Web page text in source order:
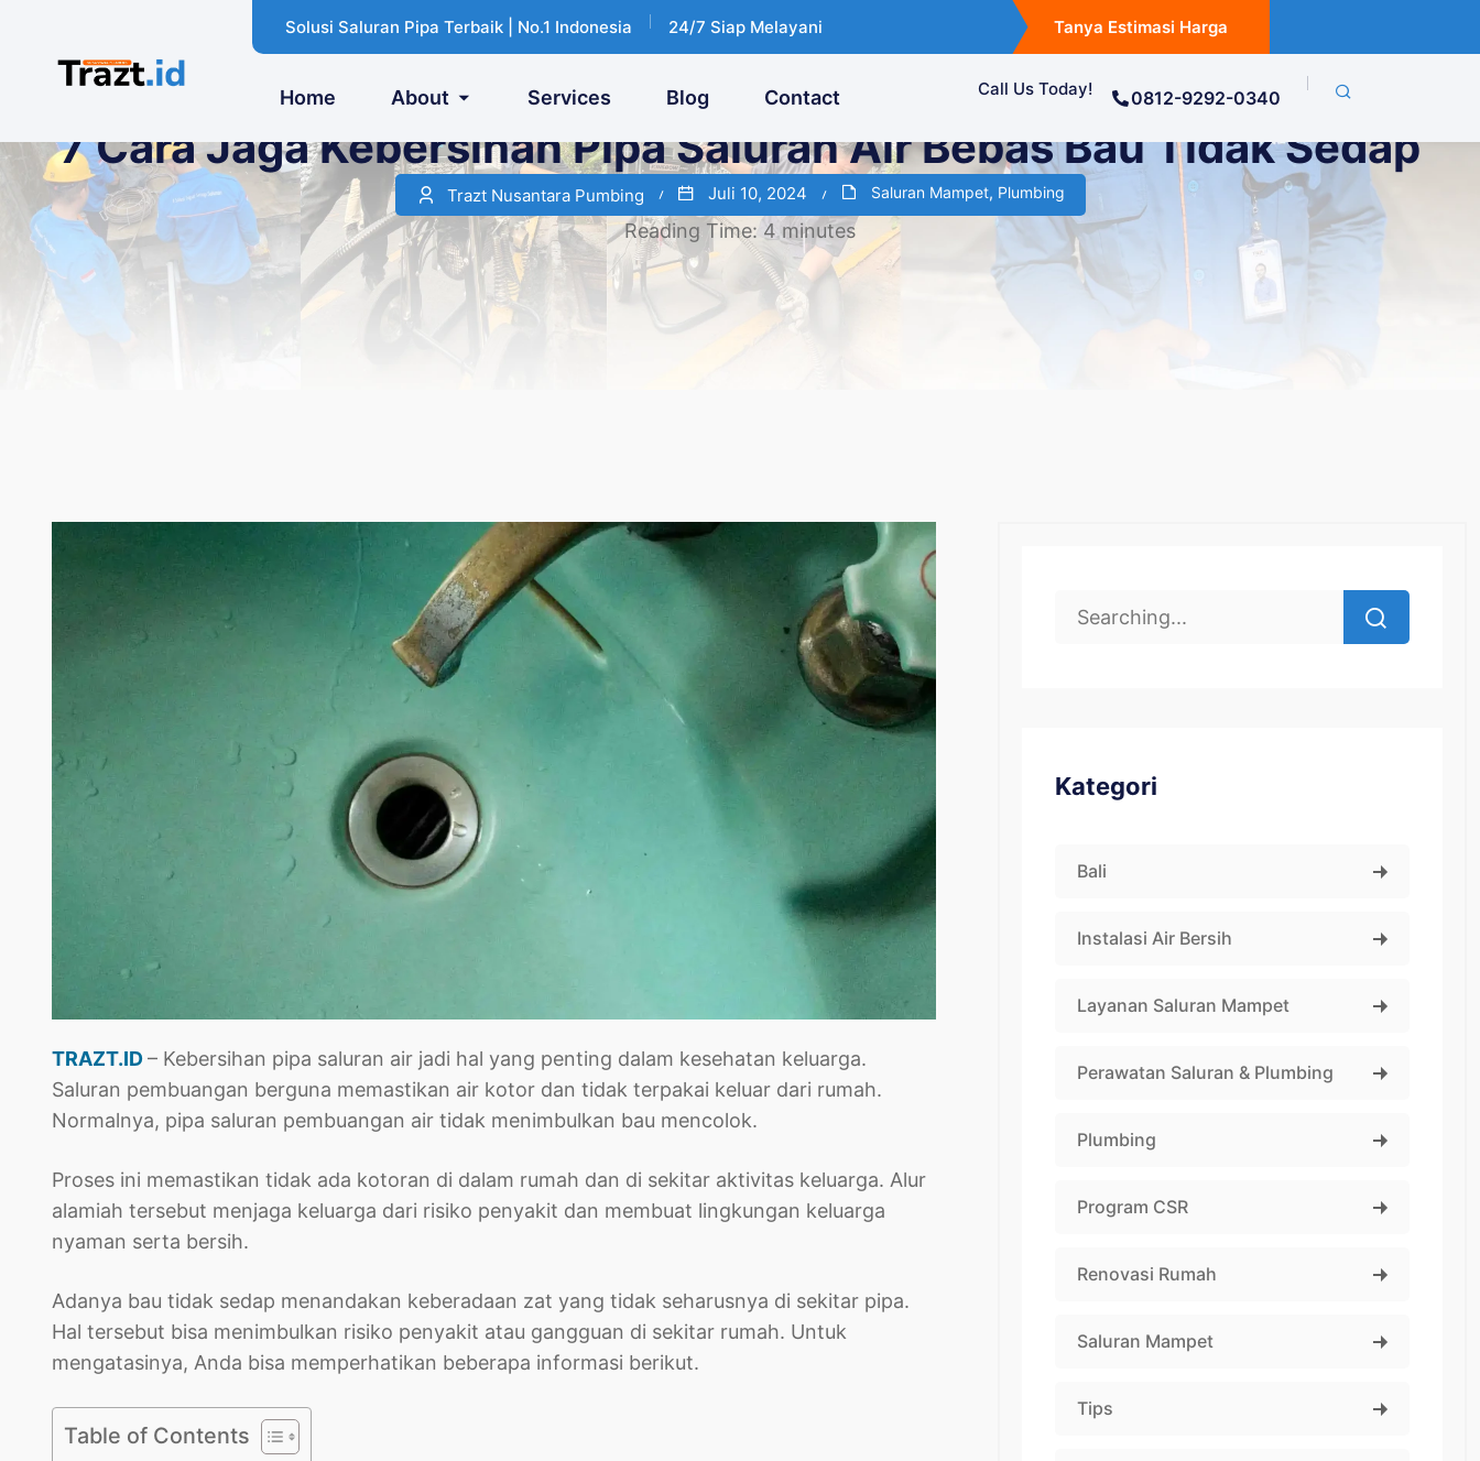
Solusi Saluran Pipa Terbaik | No.1 Indonesia 24/7 Siap Melayani Tanya Estimasi Harga
Home About Services Blog Contact Call Us Today! 0812-9292-0340
7 Cara Jaga Kebersihan Pipa Saluran Air Bebas Bau Tidak Sedap
Trazt Nusantara Pumbing Juli 10, 2024 Saluran Mampet, Plumbing
Reading Time: 4 minutes
TRAZT.ID – Kebersihan pipa saluran air jadi hal yang penting dalam kesehatan keluarga.
Saluran pembuangan berguna memastikan air kotor dan tidak terpakai keluar dari rumah.
Normalnya, pipa saluran pembuangan air tidak menimbulkan bau mencolok.
Proses ini memastikan tidak ada kotoran di dalam rumah dan di sekitar aktivitas keluarga. Alur
alamiah tersebut menjaga keluarga dari risiko penyakit dan membuat lingkungan keluarga
nyaman serta bersih.
Adanya bau tidak sedap menandakan keberadaan zat yang tidak seharusnya di sekitar pipa.
Hal tersebut bisa menimbulkan risiko penyakit atau gangguan di sekitar rumah. Untuk
mengatasinya, Anda bisa memperhatikan beberapa informasi berikut.
Table of Contents
Kategori
Bali
Instalasi Air Bersih
Layanan Saluran Mampet
Perawatan Saluran & Plumbing
Plumbing
Program CSR
Renovasi Rumah
Saluran Mampet
Tips